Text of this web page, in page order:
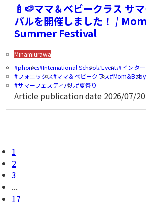
🍼🍉ママ＆ベビークラス サ
バルを開催しました！ /
Summer Festival
Minamiurawa
phonics International School Events インタ
フォニックス ママ＆ベビークラス Mom&Baby
サマーフェスティバル 夏祭り
Article publication date 2026/07/20
1
2
3
...
17